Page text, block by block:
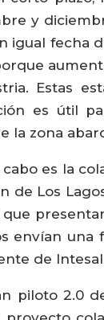
y
fecha
Estas
es útil
zona
es la
Los
envían una
de
piloto 2.0